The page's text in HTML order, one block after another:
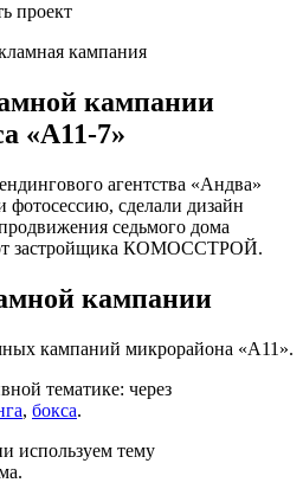
проект
кампания
кампании
«А11-7»
агентства «Андва»
сделали дизайн
седьмого дома
застройщика КОМОССТРОЙ.
кампании
кампаний микрорайона «А11».
тематике: через
, бокса.
используем тему